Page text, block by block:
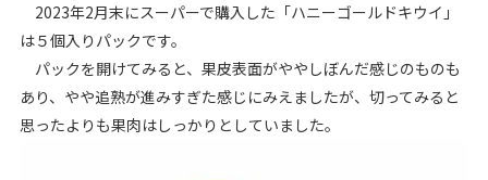
2023年2月末にスーパーで購入した「ハニーゴールドキウイ」
は５個入りパックです。
パックを開けてみると、果皮表面がややしぼんだ感じのものも
あり、やや追熟が進みすぎた感じにみえましたが、切ってみると
思ったよりも果肉はしっかりとしていました。